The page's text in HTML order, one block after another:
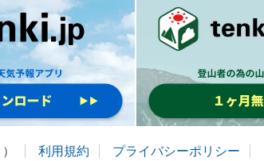
） 利用規約 プライバシーポリシー